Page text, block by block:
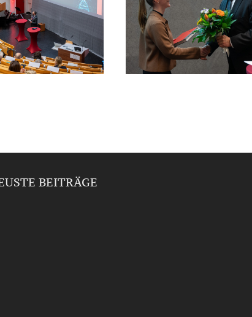
BEITRÄGE